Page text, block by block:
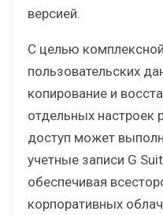
версией.
С целью
пользовательских
копирование и
отдельных настроек
доступ может
учетные записи G
обеспечивая
корпоративных